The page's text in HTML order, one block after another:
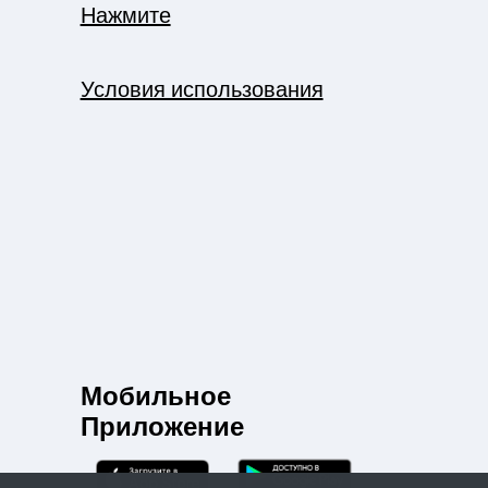
Нажмите
Условия использования
Мобильное
Приложение